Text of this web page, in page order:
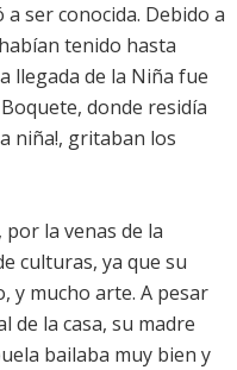
ser conocida. Debido a
tenido hasta
de la Niña fue
donde residía
niña!, gritaban los
la venas de la
culturas, ya que su
y mucho arte. A pesar
de la casa, su madre
bailaba muy bien y